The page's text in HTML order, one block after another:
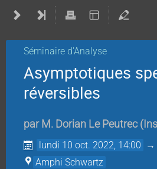
Séminaire d'Analyse
Asymptotiques
réversibles
par M. Dorian Le Peutrec (
lundi 10 oct. 2022, 14:00 →
Amphi Schwartz